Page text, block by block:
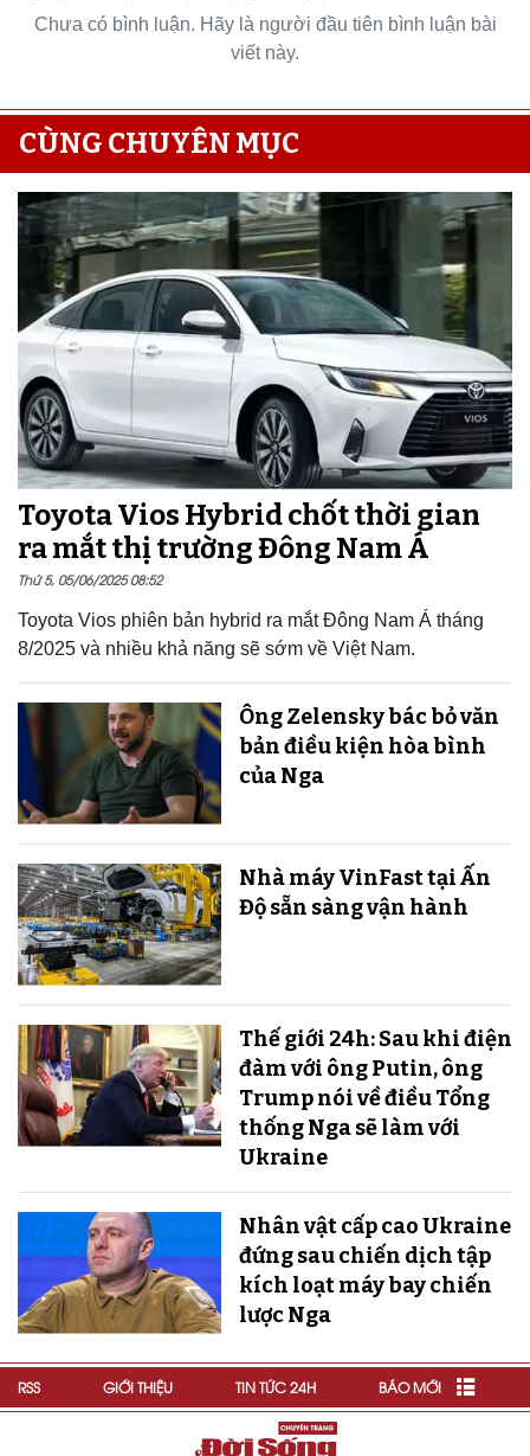
Chưa có bình luận. Hãy là người đầu tiên bình luận bài
viết này.
CÙNG CHUYÊN MỤC
Toyota Vios Hybrid chốt thời gian
ra mắt thị trường Đông Nam Á
Thứ 5, 05/06/2025 08:52
Toyota Vios phiên bản hybrid ra mắt Đông Nam Á tháng
8/2025 và nhiều khả năng sẽ sớm về Việt Nam.
Ông Zelensky bác bỏ văn
bản điều kiện hòa bình
của Nga
Nhà máy VinFast tại Ấn
Độ sẵn sàng v​​​​​​​ận hành
Thế giới 24h: Sau khi điện
đàm với ông Putin, ông
Trump nói về điều Tổng
thống Nga sẽ làm với
Ukraine
Nhân vật cấp cao Ukraine
đứng sau chiến dịch tập
kích loạt máy bay chiến
lược Nga
RSS GIỚI THIỆU TIN TỨC 24H BÁO MỚI